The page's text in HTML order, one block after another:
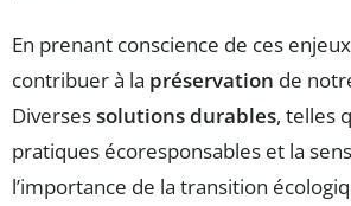
En prenant conscience de ces
contribuer à la préservation de
Diversessolutions durables, telles
pratiques écoresponsables et la
l’importance de la transition